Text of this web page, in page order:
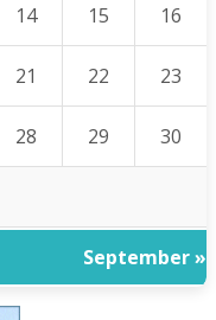
14 15 16
21 22 23
28 29 30
September »